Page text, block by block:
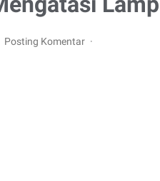
Posting Komentar